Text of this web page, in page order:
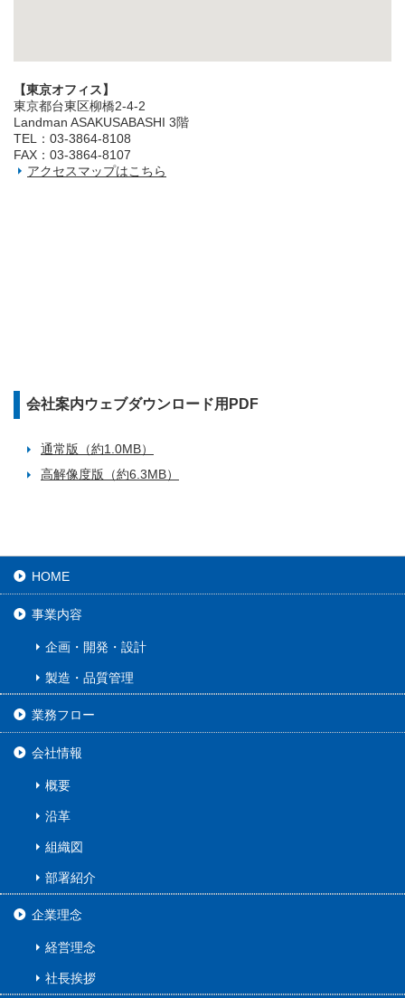
【東京オフィス】
東京都台東区柳橋2‐4‐2
Landman ASAKUSABASHI 3階
TEL：03‐3864‐8108
FAX：03‐3864‐8107
アクセスマップはこちら
会社案内ウェブダウンロード用PDF
通常版（約1.0MB）
高解像度版（約6.3MB）
HOME
事業内容
企画・開発・設計
製造・品質管理
業務フロー
会社情報
概要
沿革
組織図
部署紹介
企業理念
経営理念
社長挨拶